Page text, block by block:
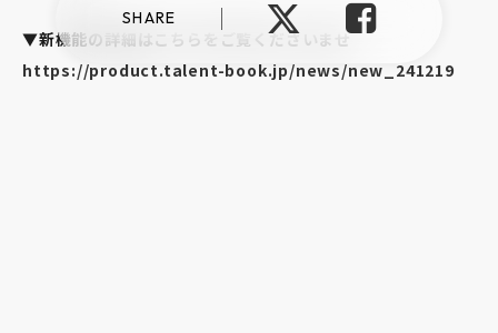
SHARE
▼新機能の詳細はこちらをご覧くださいませ
https://product.talent-book.jp/news/new_241219